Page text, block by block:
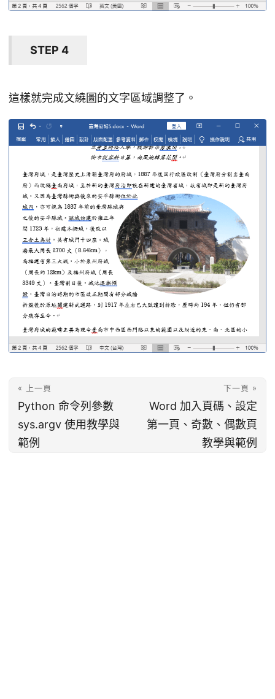
STEP 4
這樣就完成文繞圖的文字區域調整了。
« 上一頁
Python 命令列參數
sys.argv 使用教學與
範例
下一頁 »
Word 加入頁碼、設定
第一頁、奇數、偶數頁
教學與範例